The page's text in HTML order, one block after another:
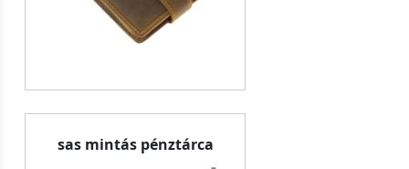
sas mintás pénztárca